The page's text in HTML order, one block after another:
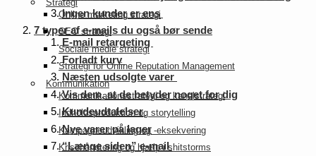
Strategi
Online marketing strategi
SEO strategi
Sociale medie strategi
Strategi for Online Reputation Management
Kommunikation
Kommunikationsstrategi og kanalstrategi
Indholdsproduktion og storytelling
Kampagneudvikling og -eksekvering
Krisehåndtering og hjælp i shitstorms
Ingen kunder er ens
7 typer af e-mails du også bør sende
E-mail retargeting
Forladt kurv
Næsten udsolgte varer
Vis dem, at de betyder noget for dig
Kundeudtalelser
Nye varer på lager
“Længe siden” e-mail